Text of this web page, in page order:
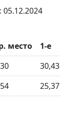
место 1-e
30,43
25,37